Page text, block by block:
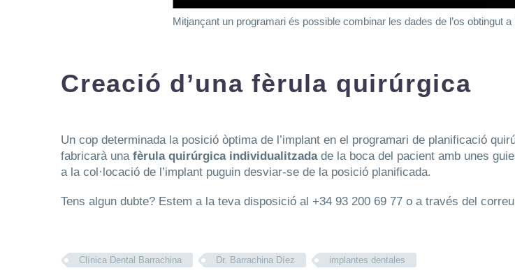
Mitjançant un programari és possible combinar les dades de l’os obtingut
Creació d’una fèrula quirúrgica
Un cop determinada la posició òptima de l’implant en el programari de planificació
fabricarà una fèrula quirúrgica individualitzadade la boca del pacient amb unes
a la col·locació de l’implant puguin desviar-se de la posició planificada.
Tens algun dubte? Estem a la teva disposició al +34 93 200 69 77 o a través del correu
Clínica Dental Barrachina Dr. Barrachina Díez implantes dentales